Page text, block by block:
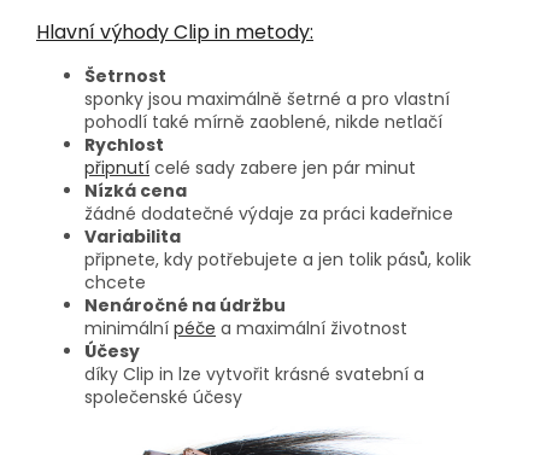
Hlavní výhody Clip in metody:
Šetrnost
sponky jsou maximálně šetrné a pro vlastní
pohodlí také mírně zaoblené, nikde netlačí
Rychlost
připnutí celé sady zabere jen pár minut
Nízká cena
žádné dodatečné výdaje za práci kadeřnice
Variabilita
připnete, kdy potřebujete a jen tolik pásů, kolik
chcete
Nenáročné na údržbu
minimální péče a maximální životnost
Účesy
díky Clip in lze vytvořit krásné svatební a
společenské účesy